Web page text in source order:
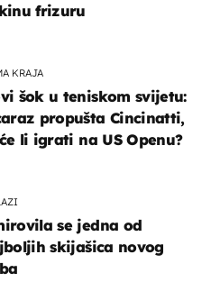
frizuru
KRAJA
šok u teniskom svijetu:
propušta Cincinatti,
li igrati na US Openu?
se jedna od
skijašica novog